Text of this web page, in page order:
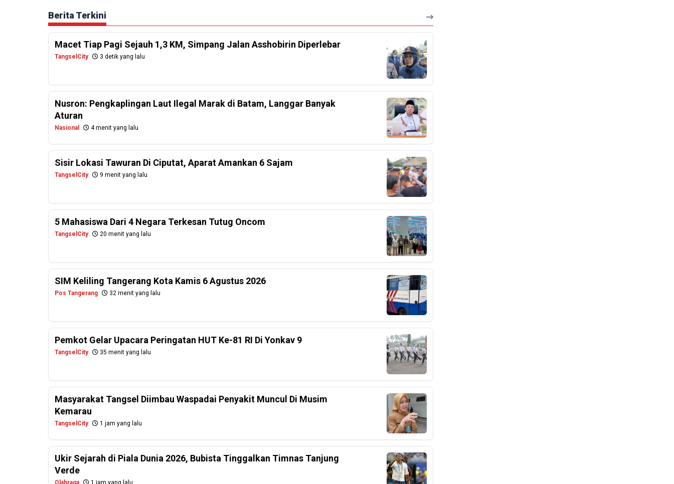
Berita Terkini
Macet Tiap Pagi Sejauh 1,3 KM, Simpang Jalan Asshobirin Diperlebar
TangselCity 3 detik yang lalu
Nusron: Pengkaplingan Laut Ilegal Marak di Batam, Langgar Banyak
Aturan
Nasional 4 menit yang lalu
Sisir Lokasi Tawuran Di Ciputat, Aparat Amankan 6 Sajam
TangselCity 9 menit yang lalu
5 Mahasiswa Dari 4 Negara Terkesan Tutug Oncom
TangselCity 20 menit yang lalu
SIM Keliling Tangerang Kota Kamis 6 Agustus 2026
Pos Tangerang 32 menit yang lalu
Pemkot Gelar Upacara Peringatan HUT Ke-81 RI Di Yonkav 9
TangselCity 35 menit yang lalu
Masyarakat Tangsel Diimbau Waspadai Penyakit Muncul Di Musim
Kemarau
TangselCity 1 jam yang lalu
Ukir Sejarah di Piala Dunia 2026, Bubista Tinggalkan Timnas Tanjung
Verde